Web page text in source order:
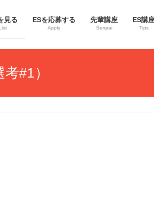
見る ESを応募する
Apply
先輩講座
Senpai
ES講
Tips
#1）